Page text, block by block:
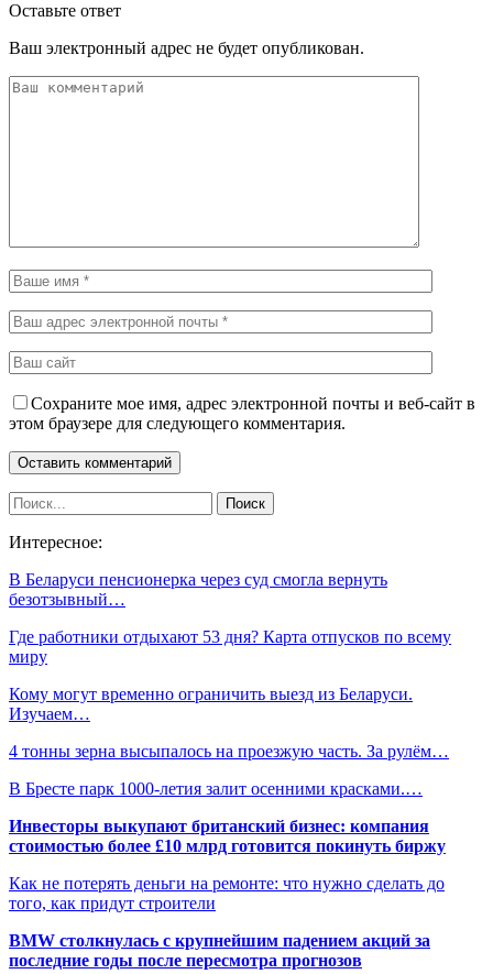
Оставьте ответ
Ваш электронный адрес не будет опубликован.
Сохраните мое имя, адрес электронной почты и веб-сайт в
этом браузере для следующего комментария.
Интересное:
В Беларуси пенсионерка через суд смогла вернуть
безотзывный…
Где работники отдыхают 53 дня? Карта отпусков по всему
миру
Кому могут временно ограничить выезд из Беларуси.
Изучаем…
4 тонны зерна высыпалось на проезжую часть. За рулём…
В Бресте парк 1000-летия залит осенними красками.…
Инвесторы выкупают британский бизнес: компания
стоимостью более £10 млрд готовится покинуть биржу
Как не потерять деньги на ремонте: что нужно сделать до
того, как придут строители
BMW столкнулась с крупнейшим падением акций за
последние годы после пересмотра прогнозов